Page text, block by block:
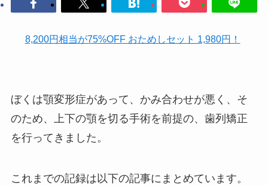
8,200円相当が75%OFF おためしセット 1,980円！
ぼくは顎変形症があって、かみ合わせが悪く、そ
のため、上下の顎を切る手術を前提の、歯列矯正
を行ってきました。
これまでの記録は以下の記事にまとめています。